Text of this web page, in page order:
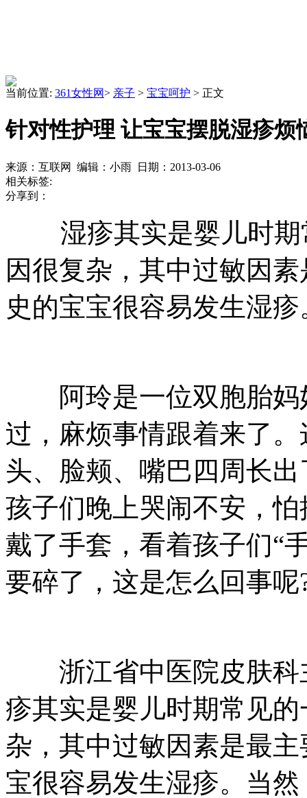
当前位置: 361女性网> 亲子 > 宝宝呵护 > 正文
针对性护理 让宝宝摆脱湿疹烦
来源：互联网 编辑：小雨 日期：2013-03-06
相关标签:
分享到：
湿疹其实是婴儿时期
因很复杂，其中过敏因
史的宝宝很容易发生湿疹
阿玲是一位双胞胎妈
过，麻烦事情跟着来了
头、脸颊、嘴巴四周长
孩子们晚上哭闹不安，
戴了手套，看着孩子们“
要碎了，这是怎么回事呢
浙江省中医院皮肤科
疹其实是婴儿时期常见
杂，其中过敏因素是最
宝很容易发生湿疹。当